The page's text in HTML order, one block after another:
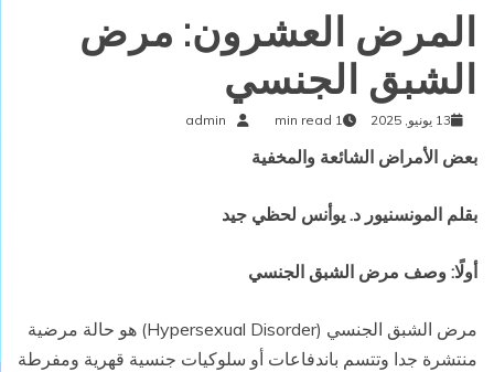
المرض العشرون: مرض
الشبق الجنسي
13 يونيو, 2025 1 min read
admin
بعض الأمراض الشائعة والمخفية
بقلم المونسنيور د. يوأنس لحظي جيد
أولًا: وصف مرض الشبق الجنسي
مرض الشبق الجنسي (Hypersexual Disorder) هو حالة مرضية
منتشرة جدا وتتسم باندفاعات أو سلوكيات جنسية قهرية ومفرطة